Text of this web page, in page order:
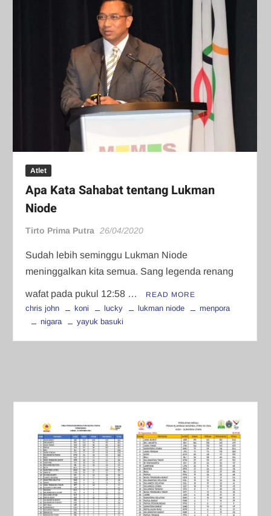
Atlet
Apa Kata Sahabat tentang Lukman
Niode
Tirto Prima Putra 26/04/2020
Sudah lebih seminggu Lukman Niode
meninggalkan kita semua. Sang legenda renang
wafat pada pukul 12:58 … READ MORE
chris john koni lucky lukman niode
menpora
nigara
yayuk basuki